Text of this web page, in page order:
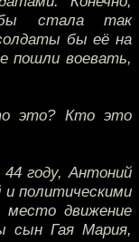
стала так
бы её на
пошли воевать,
это? Кто это
году, Антоний
и политическими
место движение
сын Гая Мария,